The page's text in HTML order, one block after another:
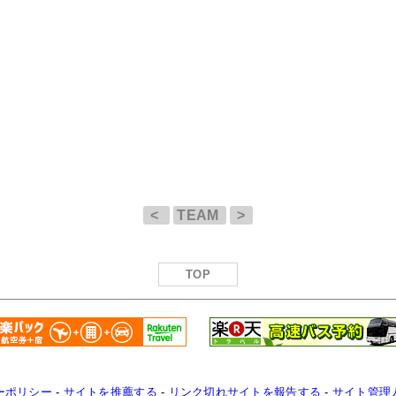
< TEAM >
TOP
ポリシー - サイトを推薦する - リンク切れサイトを報告する - サイト管理